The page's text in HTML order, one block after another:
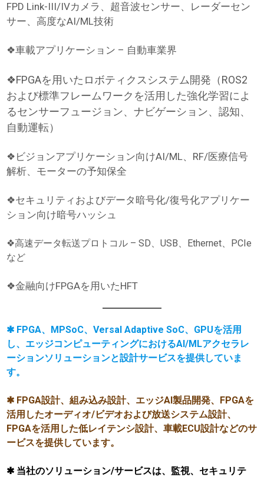
FPD Link-III/IVカメラ、超音波センサー、レーダーセン
サー、高度なAI/ML技術
❖車載アプリケーション – 自動車業界
❖FPGAを用いたロボティクスシステム開発（ROS2
および標準フレームワークを活用した強化学習によ
るセンサーフュージョン、ナビゲーション、認知、
自動運転）
❖ビジョンアプリケーション向けAI/ML、RF/医療信号
解析、モーターの予知保全
❖セキュリティおよびデータ暗号化/復号化アプリケー
ション向け暗号ハッシュ
❖高速データ転送プロトコル – SD、USB、Ethernet、PCIe
など
❖金融向けFPGAを用いたHFT
✱ FPGA、MPSoC、Versal Adaptive SoC、GPUを活用
し、エッジコンピューティングにおけるAI/MLアクセラレ
ーションソリューションと設計サービスを提供していま
す。
✱ FPGA設計、組み込み設計、エッジAI製品開発、FPGAを
活用したオーディオ/ビデオおよび放送システム設計、
FPGAを活用した低レイテンシ設計、車載ECU設計などのサ
ービスを提供しています。
✱ 当社のソリューション/サービスは、監視、セキュリテ